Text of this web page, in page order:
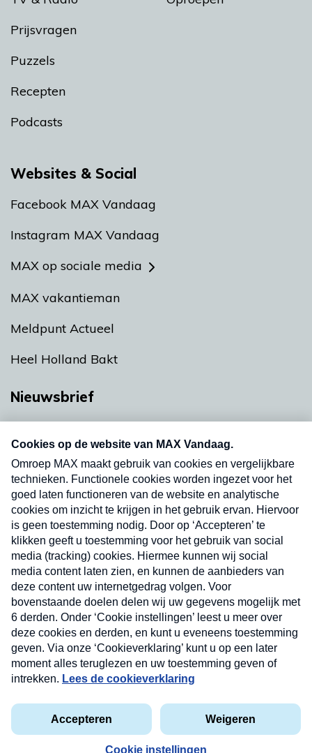
Prijsvragen
Puzzels
Recepten
Podcasts
Websites & Social
Facebook MAX Vandaag
Instagram MAX Vandaag
MAX op sociale media
MAX vakantieman
Meldpunt Actueel
Heel Holland Bakt
Nieuwsbrief
nieuwsbrief. Elke vrijdag- en dinsdagochtend in
uw mailbox.
Verzend
Privacyverklaring
Cookieverklaring
Kwetsbaarheid melden
Copyright © 2026 MAX Vandaag - Omroep MAX
Nieuwsbrief
Neem hier een gratis abonnement op onze
nieuwsbrief. Elke vrijdag- en dinsdagochtend in uw